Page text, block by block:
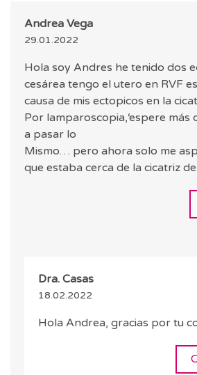
Andrea Vega
29.01.2022
Hola soy Andres he tenido dos
cesárea tengo el utero en RVF
causa de mis ectopicos en la
Por lamparoscopia,‘espere más
a pasar lo
Mismo… pero ahora solo me
que estaba cerca de la cicatriz
Dra. Casas
18.02.2022
Hola Andrea, gracias por tu